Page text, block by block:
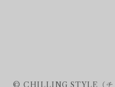
© CHILLING STYLE（チリ